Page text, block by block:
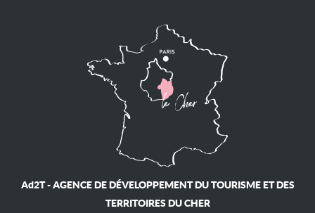
Ad2T - AGENCE DE DÉVELOPPEMENT DU TOURISME ET DES
TERRITOIRES DU CHER